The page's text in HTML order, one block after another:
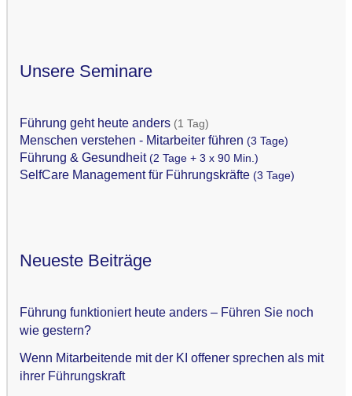
Unsere Seminare
Führung geht heute anders(1 Tag)
Menschen verstehen - Mitarbeiter führen (3 Tage)
Führung & Gesundheit(2 Tage + 3 x 90 Min.)
SelfCare Management für Führungskräfte(3 Tage)
Neueste Beiträge
Führung funktioniert heute anders – Führen Sie noch
wie gestern?
Wenn Mitarbeitende mit der KI offener sprechen als mit
ihrer Führungskraft